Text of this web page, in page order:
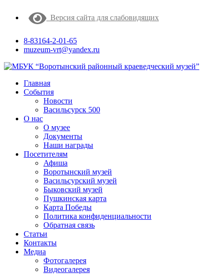
Версия сайта для слабовидящих
8-83164-2-01-65
muzeum-vrt@yandex.ru
Главная
События
Новости
Васильсурск 500
О нас
О музее
Документы
Наши награды
Посетителям
Афиша
Воротынский музей
Васильсурский музей
Быковский музей
Пушкинская карта
Карта Победы
Политика конфиденциальности
Обратная связь
Статьи
Контакты
Медиа
Фотогалерея
Видеогалерея